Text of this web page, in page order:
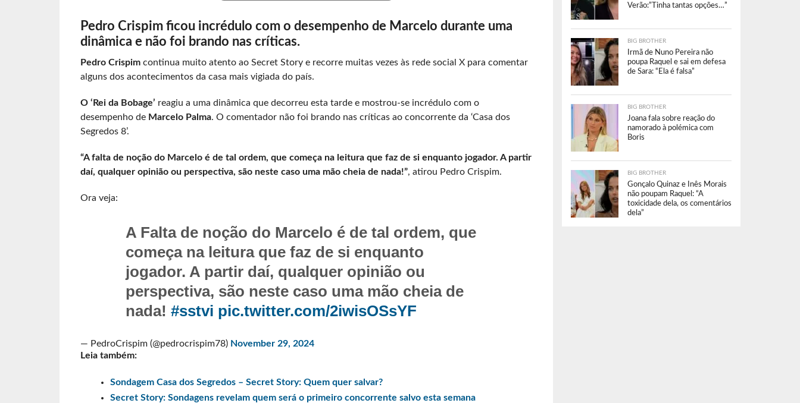
Pedro Crispim ficou incrédulo com o desempenho de Marcelo durante uma
dinâmica e não foi brando nas críticas.
Pedro Crispim continua muito atento ao Secret Story e recorre muitas vezes às rede social X para comentar
alguns dos acontecimentos da casa mais vigiada do país.
O ‘Rei da Bobage’ reagiu a uma dinâmica que decorreu esta tarde e mostrou-se incrédulo com o
desempenho de Marcelo Palma. O comentador não foi brando nas críticas ao concorrente da ‘Casa dos
Segredos 8’.
“A falta de noção do Marcelo é de tal ordem, que começa na leitura que faz de si enquanto jogador. A partir
daí, qualquer opinião ou perspectiva, são neste caso uma mão cheia de nada!”, atirou Pedro Crispim.
Ora veja:
A Falta de noção do Marcelo é de tal ordem, que
começa na leitura que faz de si enquanto
jogador. A partir daí, qualquer opinião ou
perspectiva, são neste caso uma mão cheia de
nada! #sstvi pic.twitter.com/2iwisOSsYF
— PedroCrispim (@pedrocrispim78) November 29, 2024
Leia também:
Sondagem Casa dos Segredos – Secret Story: Quem quer salvar?
Secret Story: Sondagens revelam quem será o primeiro concorrente salvo esta semana
Verão:”Tinha tantas opções…”
BIG BROTHER
Irmã de Nuno Pereira não
poupa Raquel e sai em defesa
de Sara: “Ela é falsa”
BIG BROTHER
Joana fala sobre reação do
namorado à polémica com
Boris
BIG BROTHER
Gonçalo Quinaz e Inês Morais
não poupam Raquel: “A
toxicidade dela, os comentários
dela”